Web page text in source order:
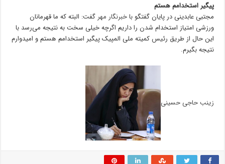
پیگیر استخدامم هستم
مجتبی عابدینی در پایان گفتگو باخبرنگار مهر گفت: البته که ما قهرمانان
ورزشی امتیاز استخدام شدن را داریم اگرچه خیلی سخت به نتیجه می‌رسد با
این حال از طریق رئیس کمیته ملی المپیک پیگیر استخدامم هستم و امیدوارم
نتیجه بگیرم.
زینب حاجی حسینی